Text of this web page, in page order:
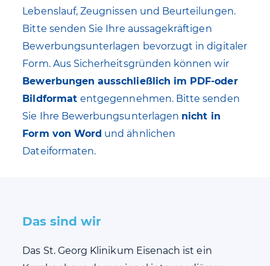
Lebenslauf, Zeugnissen und Beurteilungen.
Bitte senden Sie Ihre aussagekräftigen
Bewerbungsunterlagen bevorzugt in digitaler
Form. Aus Sicherheitsgründen können wir
Bewerbungen ausschließlich im PDF-oder
Bildformat entgegennehmen. Bitte senden
Sie Ihre Bewerbungsunterlagen nicht in
Form von Word und ähnlichen
Dateiformaten.
Das sind wir
Das St. Georg Klinikum Eisenach ist ein